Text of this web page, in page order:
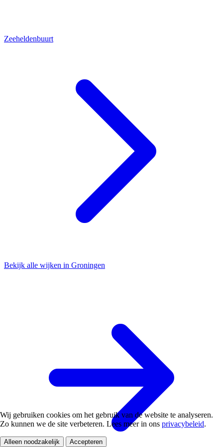
Zeeheldenbuurt
Bekijk alle wijken in Groningen
Wij gebruiken cookies om het gebruik van de website te analyseren.
Zo kunnen we de site verbeteren. Lees meer in ons privacybeleid.
Alleen noodzakelijk Accepteren